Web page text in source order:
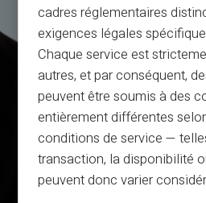
cadres réglementaires
exigences légales
Chaque service est
autres, et par conséquent,
peuvent être soumis à des
entièrement différentes
conditions de service —
transaction, la disponibilité
peuvent donc varier